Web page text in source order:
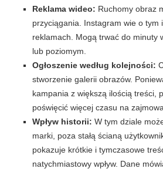
Reklama wideo: Ruchomy obraz
przyciągania. Instagram wie o tym
reklamach. Mogą trwać do minuty
lub poziomym.
Ogłoszenie według kolejności:
stworzenie galerii obrazów.
kampania z większą ilością treści,
poświęcić więcej czasu na
Wpływ historii: W tym dziale
marki, poza stałą ścianą
pokazuje krótkie i tymczasowe
natychmiastowy wpływ. Dane